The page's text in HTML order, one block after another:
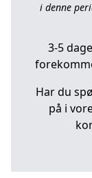
i denne
3-5
Har du
på i